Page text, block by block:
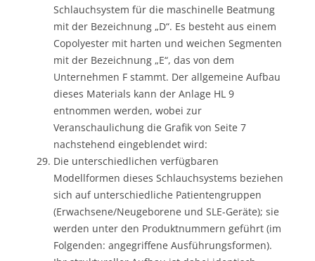
Schlauchsystem für die maschinelle Beatmung
mit der Bezeichnung „D“. Es besteht aus einem
Copolyester mit harten und weichen Segmenten
mit der Bezeichnung „E“, das von dem
Unternehmen F stammt. Der allgemeine Aufbau
dieses Materials kann der Anlage HL 9
entnommen werden, wobei zur
Veranschaulichung die Grafik von Seite 7
nachstehend eingeblendet wird:
Die unterschiedlichen verfügbaren
Modellformen dieses Schlauchsystems beziehen
sich auf unterschiedliche Patientengruppen
(Erwachsene/Neugeborene und SLE-Geräte); sie
werden unter den Produktnummern geführt (im
Folgenden: angegriffene Ausführungsformen).